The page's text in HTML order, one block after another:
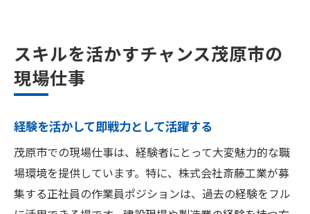
スキルを活かすチャンス茂原市の
現場仕事
経験を活かして即戦力として活躍する
茂原市での現場仕事は、経験者にとって大変魅力的な職
場環境を提供しています。特に、株式会社斎藤工業が募
集する正社員の作業員ポジションは、過去の経験をフル